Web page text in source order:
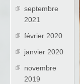
septembre
2021
février 2020
janvier 2020
novembre
2019